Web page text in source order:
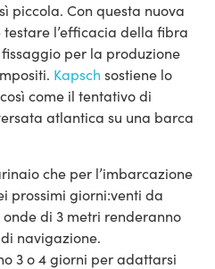
piccola. Con questa nuova
l’efficacia della fibra
per la produzione
Kapsch sostiene lo
come il tentativo di
atlantica su una barca
che per l’imbarcazione
prossimi giorni:venti da
di 3 metri renderanno
navigazione.
3 o 4 giorni per adattarsi